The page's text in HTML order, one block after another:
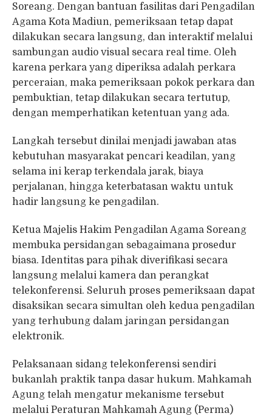
Soreang. Dengan bantuan fasilitas dari Pengadilan
Agama Kota Madiun, pemeriksaan tetap dapat
dilakukan secara langsung, dan interaktif melalui
sambungan audio visual secara real time. Oleh
karena perkara yang diperiksa adalah perkara
perceraian, maka pemeriksaan pokok perkara dan
pembuktian, tetap dilakukan secara tertutup,
dengan memperhatikan ketentuan yang ada.
Langkah tersebut dinilai menjadi jawaban atas
kebutuhan masyarakat pencari keadilan, yang
selama ini kerap terkendala jarak, biaya
perjalanan, hingga keterbatasan waktu untuk
hadir langsung ke pengadilan.
Ketua Majelis Hakim Pengadilan Agama Soreang
membuka persidangan sebagaimana prosedur
biasa. Identitas para pihak diverifikasi secara
langsung melalui kamera dan perangkat
telekonferensi. Seluruh proses pemeriksaan dapat
disaksikan secara simultan oleh kedua pengadilan
yang terhubung dalam jaringan persidangan
elektronik.
Pelaksanaan sidang telekonferensi sendiri
bukanlah praktik tanpa dasar hukum. Mahkamah
Agung telah mengatur mekanisme tersebut
melalui Peraturan Mahkamah Agung (Perma)